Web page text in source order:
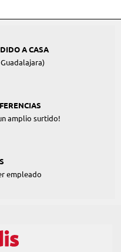
A CASA
amplio surtido!
empleado